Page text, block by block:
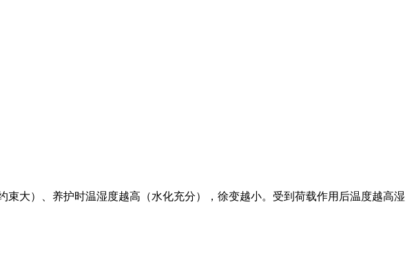
大）、养护时温湿度越高（水化充分），徐变越小。受到荷载作用后温度越高湿